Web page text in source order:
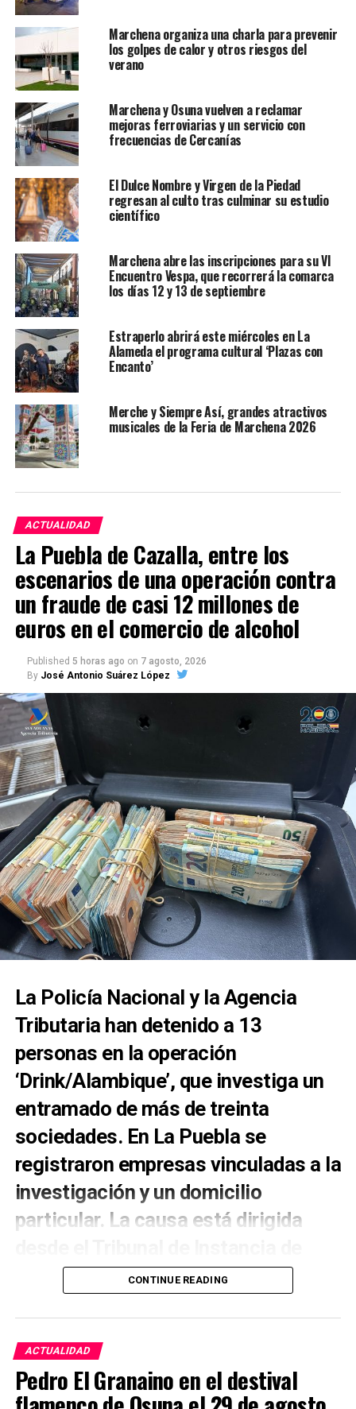
Marchena organiza una charla para prevenir
los golpes de calor y otros riesgos del
verano
Marchena y Osuna vuelven a reclamar
mejoras ferroviarias y un servicio con
frecuencias de Cercanías
El Dulce Nombre y Virgen de la Piedad
regresan al culto tras culminar su estudio
científico
Marchena abre las inscripciones para su VI
Encuentro Vespa, que recorrerá la comarca
los días 12 y 13 de septiembre
Estraperlo abrirá este miércoles en La
Alameda el programa cultural ‘Plazas con
Encanto’
Merche y Siempre Así, grandes atractivos
musicales de la Feria de Marchena 2026
ACTUALIDAD
La Puebla de Cazalla, entre los
escenarios de una operación contra
un fraude de casi 12 millones de
euros en el comercio de alcohol
Published 5 horas ago on 7 agosto, 2026
By José Antonio Suárez López
La Policía Nacional y la Agencia
Tributaria han detenido a 13
personas en la operación
‘Drink/Alambique’, que investiga un
entramado de más de treinta
sociedades. En La Puebla se
registraron empresas vinculadas a la
investigación y un domicilio
particular. La causa está dirigida
Morón de la Frontera.
el fraude fiscal conocidas este verano en Andalucía.
La Policía Nacional, el Servicio de Vigilancia
Aduanera y el Área de Inspección Financiera de la
Agencia Tributaria han desarticulado una
CONTINUE READING
ACTUALIDAD
Pedro El Granaino en el destival